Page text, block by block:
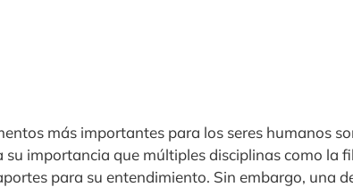
más importantes para los seres humanos
su importancia que múltiples disciplinas como la
para su entendimiento. Sin embargo, una